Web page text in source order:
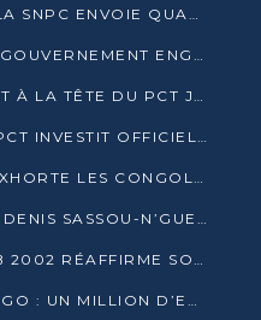
BOURSES D’EXCELLENCE : LA SNPC ENVOIE QUATRE NOUVEAUX TALENTS CONGOLAIS SE FORMER À BAKOU
MARCHÉS DOMANIAUX : LE GOUVERNEMENT ENGAGE LA STRUCTURATION DES TAXES D’ASSAINISSEMENT
PIERRE MOUSSA RECONDUIT À LA TÊTE DU PCT JUSQU’EN 2031
PRÉSIDENTIELLE 2026 : LE PCT INVESTIT OFFICIELLEMENT DENIS SASSOU NGUESSO
DENIS SASSOU-N’GUESSO EXHORTE LES CONGOLAIS À L’UNITÉ ET AU FAIR-PLAY DÉMOCRATIQUE EN 2026
RÉVEILLON D’ARMES 2025 : DENIS SASSOU-N’GUESSO GARANTIT DES ÉLECTIONS 2026 PAISIBLES ET SÉCURISÉES
CONGRÈS DU PCT : LE CLUB 2002 RÉAFFIRME SON SOUTIEN À DENIS SASSOU-N’GUESSO POUR 2026
ENTREPRENEURIAT AU CONGO : UN MILLION D’EUROS POUR FINANCER LES STARTUPS DÈS 2026